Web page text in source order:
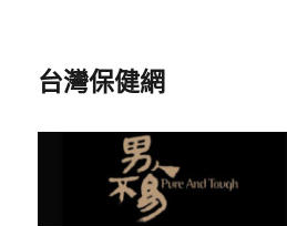
台灣保健網